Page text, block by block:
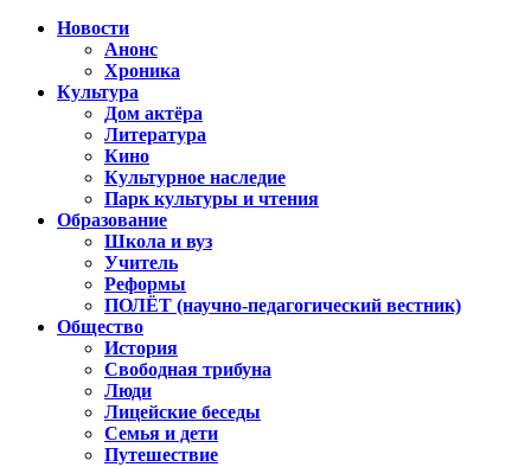
Новости
Анонс
Хроника
Культура
Дом актёра
Литература
Кино
Культурное наследие
Парк культуры и чтения
Образование
Школа и вуз
Учитель
Реформы
ПОЛЁТ (научно-педагогический вестник)
Общество
История
Свободная трибуна
Люди
Лицейские беседы
Семья и дети
Путешествие